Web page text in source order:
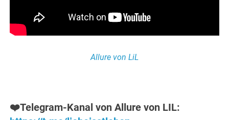
Allure von LiL
❤️Telegram-Kanal von Allure von LIL: